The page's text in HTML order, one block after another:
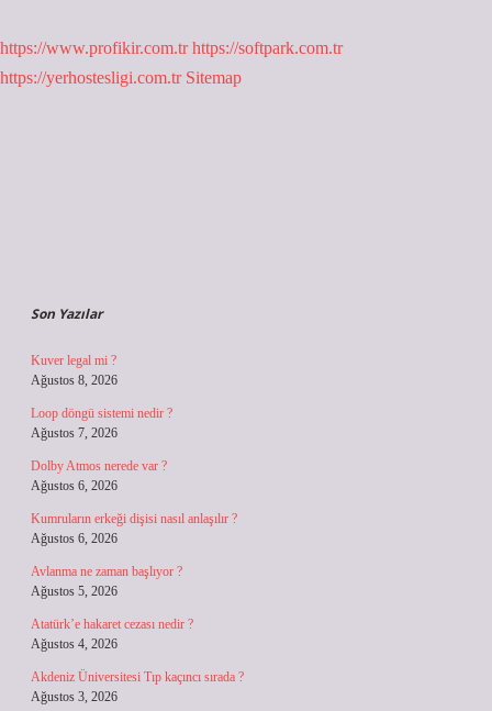
https://www.profikir.com.tr https://softpark.com.tr
https://yerhostesligi.com.tr Sitemap
Son Yazılar
Kuver legal mi ?
Ağustos 8, 2026
Loop döngü sistemi nedir ?
Ağustos 7, 2026
Dolby Atmos nerede var ?
Ağustos 6, 2026
Kumruların erkeği dişisi nasıl anlaşılır ?
Ağustos 6, 2026
Avlanma ne zaman başlıyor ?
Ağustos 5, 2026
Atatürk’e hakaret cezası nedir ?
Ağustos 4, 2026
Akdeniz Üniversitesi Tıp kaçıncı sırada ?
Ağustos 3, 2026